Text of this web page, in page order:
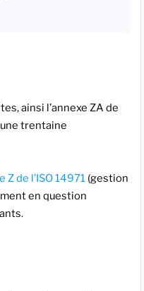
ainsi l’annexe ZA de
trentaine
Z de l’ISO 14971(gestion
en question